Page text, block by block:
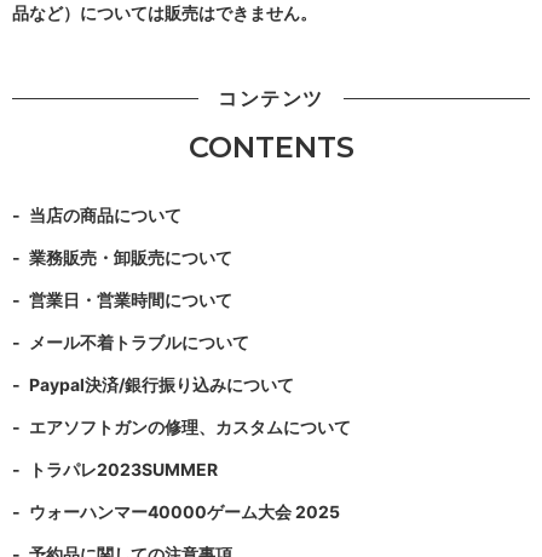
品など）については販売はできません。
コンテンツ
CONTENTS
当店の商品について
業務販売・卸販売について
営業日・営業時間について
メール不着トラブルについて
Paypal決済/銀行振り込みについて
エアソフトガンの修理、カスタムについて
トラパレ2023SUMMER
ウォーハンマー40000ゲーム大会 2025